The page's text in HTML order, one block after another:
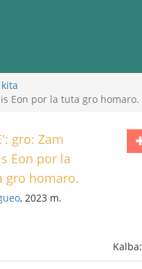
Eon por la tuta gro homaro.
gro: Zam
Eon por la
gro homaro.
, 2023 m.
Kalba: